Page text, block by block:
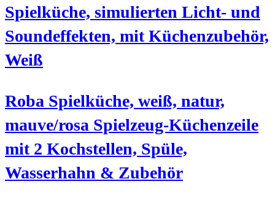
Spielküche, simulierten Licht- und
Soundeffekten, mit Küchenzubehör,
Weiß
Roba Spielküche, weiß, natur,
mauve/rosa Spielzeug-Küchenzeile
mit 2 Kochstellen, Spüle,
Wasserhahn & Zubehör